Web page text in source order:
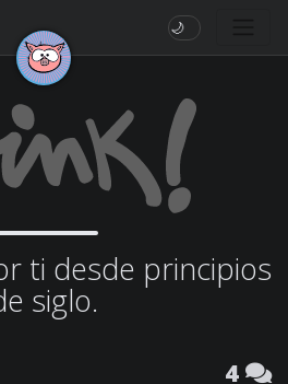
🌙
ti desde principios
siglo.
4